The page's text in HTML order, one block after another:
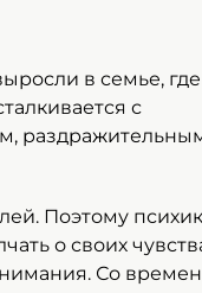
в семье, где
с
Поэтому
о своих
Со